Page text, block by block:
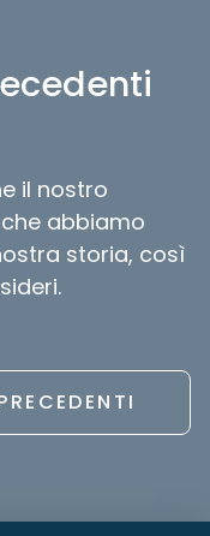
superiori
presso
il nostro
abbiamo
storia, così